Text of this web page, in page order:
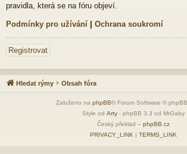
pravidla, která se na fóru objeví.
Podmínky pro užívání | Ochrana soukromí
Registrovat
Hledat rýmy Obsah fóra
Založeno na phpBB® Forum Software ©
Style od Arty - phpBB 3.3 od MrGaby
Český překlad – phpBB.cz
PRIVACY_LINK | TERMS_LINK